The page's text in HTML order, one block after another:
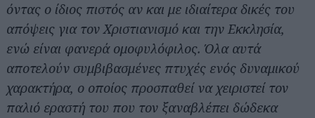
όντας ο ίδιος πιστός αν και με ιδιαίτερα δικές του
απόψεις για τον Χριστιανισμό και την Εκκλησία,
ενώ είναι φανερά ομοφυλόφιλος. Όλα αυτά
αποτελούν συμβιβασμένες πτυχές ενός δυναμικού
χαρακτήρα, ο οποίος προσπαθεί να χειριστεί τον
παλιό εραστή του που τον ξαναβλέπει δώδεκα